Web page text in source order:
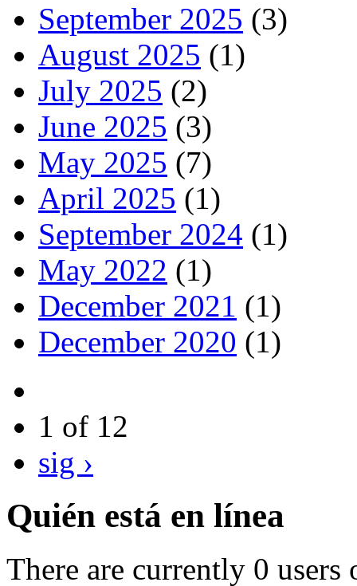
September 2025 (3)
August 2025 (1)
July 2025 (2)
June 2025 (3)
May 2025 (7)
April 2025 (1)
September 2024 (1)
May 2022 (1)
December 2021 (1)
December 2020 (1)
1 of 12
sig ›
Quién está en línea
There are currently 0 users